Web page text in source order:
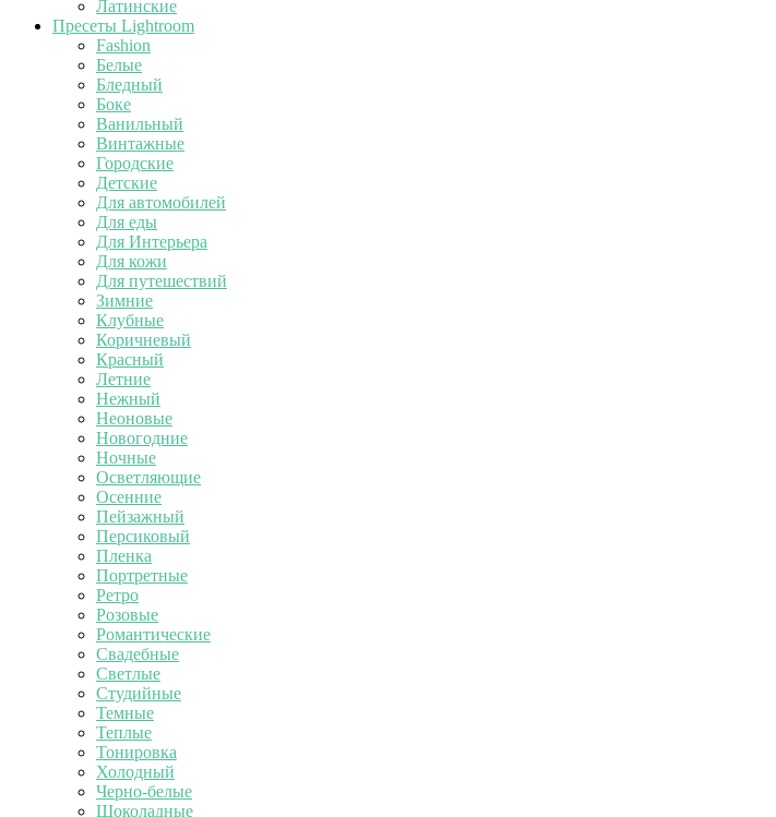
Латинские
Пресеты Lightroom
Fashion
Белые
Бледный
Боке
Ванильный
Винтажные
Городские
Детские
Для автомобилей
Для еды
Для Интерьера
Для кожи
Для путешествий
Зимние
Клубные
Коричневый
Красный
Летние
Нежный
Неоновые
Новогодние
Ночные
Осветляющие
Осенние
Пейзажный
Персиковый
Пленка
Портретные
Ретро
Розовые
Романтические
Свадебные
Светлые
Студийные
Темные
Теплые
Тонировка
Холодный
Черно-белые
Шоколадные